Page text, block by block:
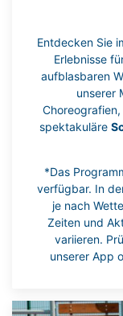
Entdecken Sie
Erlebnisse
aufblasbaren
unserer
spektakuläre
*Das
verfügbar. In
je nach
Zeiten und
variieren.
unserer App